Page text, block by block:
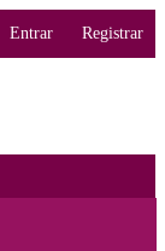
Entrar Registrar